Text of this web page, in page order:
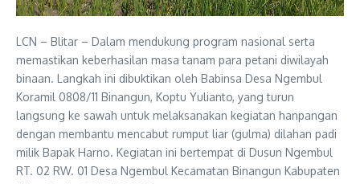
LCN – Blitar – Dalam mendukung program nasional serta
memastikan keberhasilan masa tanam para petani diwilayah
binaan. Langkah ini dibuktikan oleh Babinsa Desa Ngembul
Koramil 0808/11 Binangun, Koptu Yulianto, yang turun
langsung ke sawah untuk melaksanakan kegiatan hanpangan
dengan membantu mencabut rumput liar (gulma) dilahan padi
milik Bapak Harno. Kegiatan ini bertempat di Dusun Ngembul
RT. 02 RW. 01 Desa Ngembul Kecamatan Binangun Kabupaten